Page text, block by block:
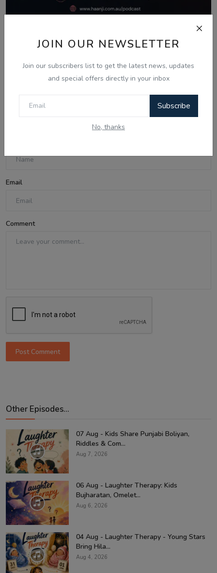
JOIN OUR NEWSLETTER
Join our subscribers list to get the latest news, updates
and special offers directly in your inbox
Subscribe
No, thanks
the Warning...
Comments
Email
Comment
Post Comment
Other Episodes...
07 Aug - Kids Share Punjabi Boliyan,
Riddles & Com...
Aug 7, 2026
06 Aug - Laughter Therapy: Kids
Bujharatan, Omelet...
Aug 6, 2026
04 Aug - Laughter Therapy - Young Stars
Bring Hila...
Aug 4, 2026